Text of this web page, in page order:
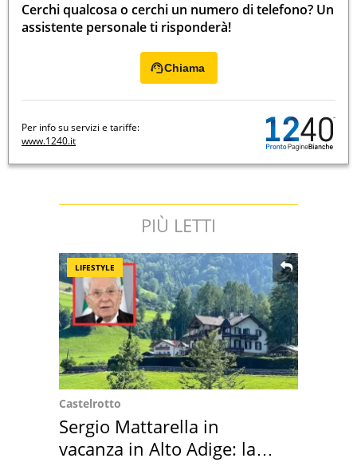
Cerchi qualcosa o cerchi un numero di telefono? Un
assistente personale ti risponderà!
Chiama
Per info su servizi e tariffe:
www.1240.it
PIÙ LETTI
LIFESTYLE
Castelrotto
Sergio Mattarella in
vacanza in Alto Adige: la